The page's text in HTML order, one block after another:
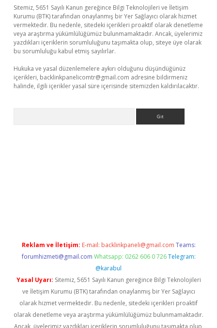
Sitemiz, 5651 Sayılı Kanun gereğince Bilgi Teknolojileri ve İletişim
Kurumu (BTK) tarafından onaylanmış bir Yer Sağlayıcı olarak hizmet
vermektedir. Bu nedenle, sitedeki içerikleri proaktif olarak denetleme
veya araştırma yükümlülüğümüz bulunmamaktadır. Ancak, üyelerimiz
yazdıkları içeriklerin sorumluluğunu taşımakta olup, siteye üye olarak
bu sorumluluğu kabul etmiş sayılırlar.
Hukuka ve yasal düzenlemelere aykırı olduğunu düşündüğünüz
içerikleri, backlinkpanelicomtr@gmail.com adresine bildirmeniz
halinde, ilgili içerikler yasal süre içerisinde sitemizden kaldırılacaktır.
Reklam ve İletişim: E-mail: backlinkpaneli@gmail.com Teams:
forumhizmeti@gmail.com Whatsapp: 0262 606 0 726 Telegram:
@karabul
Yasal Uyarı: Sitemiz, 5651 Sayılı Kanun gereğince Bilgi Teknolojileri
ve İletişim Kurumu (BTK) tarafından onaylanmış bir Yer Sağlayıcı
olarak hizmet vermektedir. Bu nedenle, sitedeki içerikleri proaktif
olarak denetleme veya araştırma yükümlülüğümüz bulunmamaktadır.
Ancak, üyelerimiz yazdıkları içeriklerin sorumluluğunu taşımakta olup,